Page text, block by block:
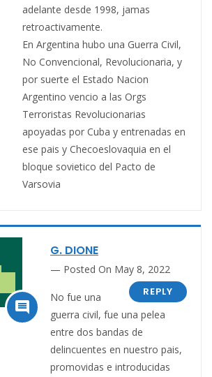
adelante desde 1998, jamas
retroactivamente.
En Argentina hubo una Guerra Civil,
No Convencional, Revolucionaria, y
por suerte el Estado Nacion
Argentino vencio a las Orgs
Terroristas Revolucionarias
apoyadas por Cuba y entrenadas en
ese pais y Checoeslovaquia en el
bloque sovietico del Pacto de
Varsovia

G. DIONE
Posted On May 8, 2022
REPLY
No fue una
guerra civil, fue una pelea
entre dos bandas de
delincuentes en nuestro pais,
promovidas e introducidas